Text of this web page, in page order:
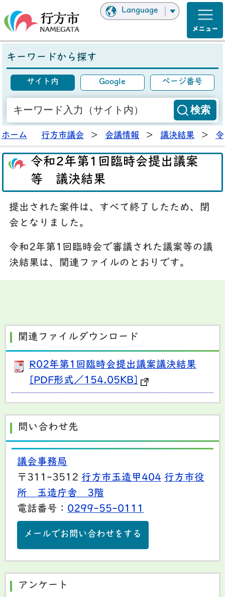
Language
キーワードから探す
サイト内 Google ページ番号
ホーム 行方市議会 > 会議情報 > 議決結果 >
令和2年第1回臨時会提出議案
等 議決結果
提出された案件は、すべて終了したため、閉
会となりました。
令和2年第1回臨時会で審議された議案等の議
決結果は、関連ファイルのとおりです。
関連ファイルダウンロード
R02年第1回臨時会提出議案議決結果
[PDF形式／154.05KB]
問い合わせ先
議会事務局
〒311-3512 行方市玉造甲404 行方市役
所 玉造庁舎 3階
電話番号： 0299-55-0111
メールでお問い合わせをする
アンケート